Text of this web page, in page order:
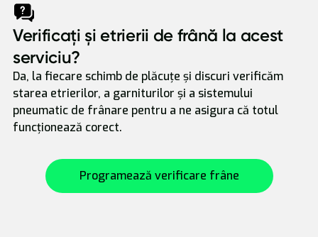
Verificați și etrierii de frână la acest
serviciu?
Da, la fiecare schimb de plăcuțe și discuri verificăm
starea etrierilor, a garniturilor și a sistemului
pneumatic de frânare pentru a ne asigura că totul
funcționează corect.
Programează verificare frâne